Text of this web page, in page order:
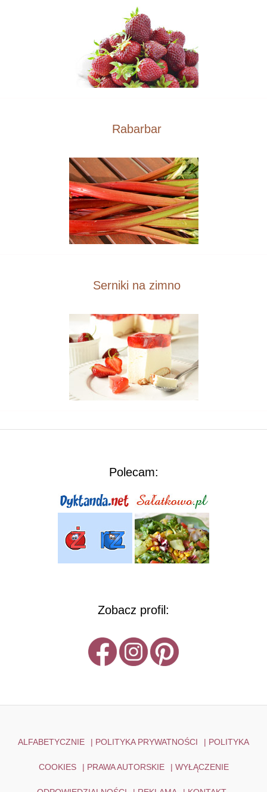
Rabarbar
Serniki na zimno
Polecam:
Zobacz profil:
ALFABETYCZNIE | POLITYKA PRYWATNOŚCI | POLITYKA
COOKIES | PRAWA AUTORSKIE | WYŁĄCZENIE